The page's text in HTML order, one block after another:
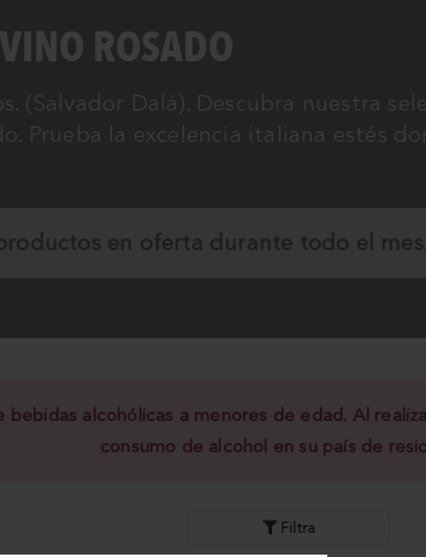
VINO ROSADO
(Salvador Dalá). Descubra nuestra
Prueba la excelencia italiana estés
en oferta durante todo el
bebidas alcohólicas a menores de edad. Al
consumo de alcohol en su país de
Filtra